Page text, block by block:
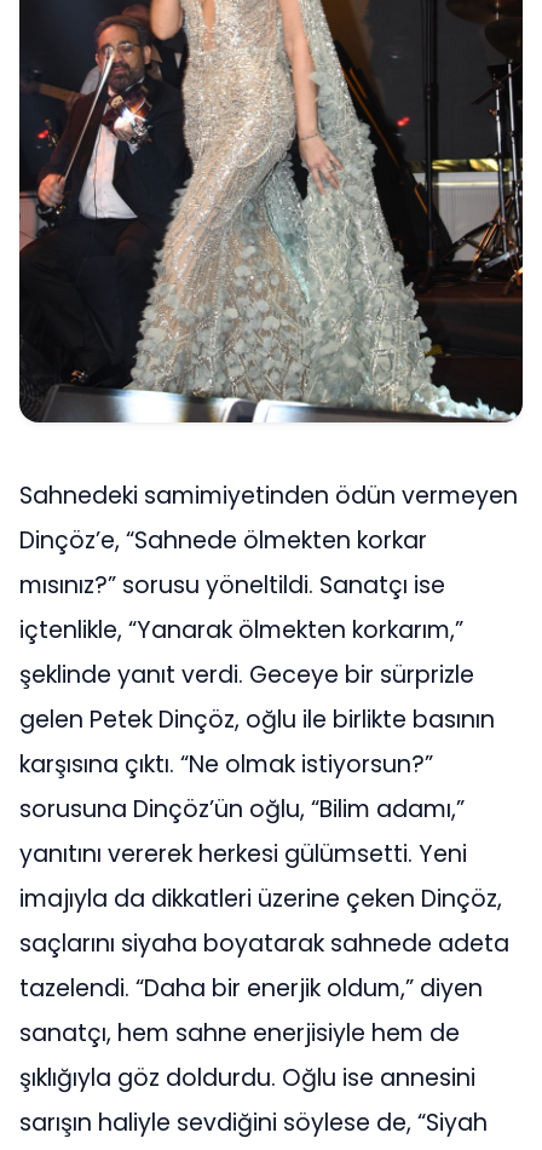
Sahnedeki samimiyetinden ödün vermeyen
Dinçöz’e, “Sahnede ölmekten korkar
mısınız?” sorusu yöneltildi. Sanatçı ise
içtenlikle, “Yanarak ölmekten korkarım,”
şeklinde yanıt verdi. Geceye bir sürprizle
gelen Petek Dinçöz, oğlu ile birlikte basının
karşısına çıktı. “Ne olmak istiyorsun?”
sorusuna Dinçöz’ün oğlu, “Bilim adamı,”
yanıtını vererek herkesi gülümsetti. Yeni
imajıyla da dikkatleri üzerine çeken Dinçöz,
saçlarını siyaha boyatarak sahnede adeta
tazelendi. “Daha bir enerjik oldum,” diyen
sanatçı, hem sahne enerjisiyle hem de
şıklığıyla göz doldurdu. Oğlu ise annesini
sarışın haliyle sevdiğini söylese de, “Siyah